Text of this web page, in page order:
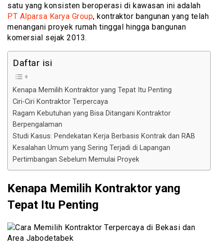
satu yang konsisten beroperasi di kawasan ini adalah
PT Alparsa Karya Group, kontraktor bangunan yang telah
menangani proyek rumah tinggal hingga bangunan
komersial sejak 2013.
Daftar isi
Kenapa Memilih Kontraktor yang Tepat Itu Penting
Ciri-Ciri Kontraktor Terpercaya
Ragam Kebutuhan yang Bisa Ditangani Kontraktor
Berpengalaman
Studi Kasus: Pendekatan Kerja Berbasis Kontrak dan RAB
Kesalahan Umum yang Sering Terjadi di Lapangan
Pertimbangan Sebelum Memulai Proyek
Kenapa Memilih Kontraktor yang
Tepat Itu Penting